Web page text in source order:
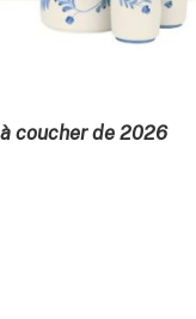
coucher de 2026